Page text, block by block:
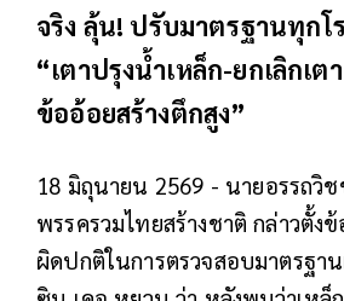
จริง ลุ้น! ปรับมาตรฐานทุกโ
“เตาปรุงน้ำเหล็ก-ยกเลิกเต
ข้ออ้อยสร้างตึกสูง”
18 มิถุนายน 2569 - นายอรรถวิ
พรรครวมไทยสร้างชาติ กล่าวตั้งข้
ผิดปกติในการตรวจสอบมาตรฐา